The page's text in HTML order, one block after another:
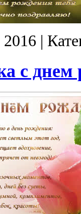
|
с днем